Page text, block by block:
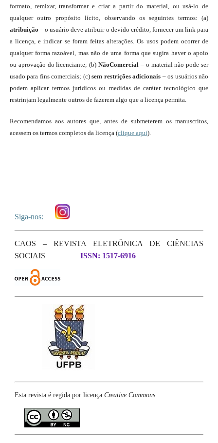
formato, remixar, transformar e criar a partir do material, ou usá-lo de
qualquer outro propósito lícito, observando os seguintes termos: (a)
atribuição – o usuário deve atribuir o devido crédito, fornecer um link para
a licença, e indicar se foram feitas alterações. Os usos podem ocorrer de
qualquer forma razoável, mas não de uma forma que sugira haver o apoio
ou aprovação do licenciante; (b)NãoComercial – o material não pode ser
usado para fins comerciais; (c)sem restrições adicionais – os usuários não
podem aplicar termos jurídicos ou medidas de caráter tecnológico que
restrinjam legalmente outros de fazerem algo que a licença permita.
Recomendamos aos autores que, antes de submeterem os manuscritos,
acessem os termos completos da licença (clique aqui).
Siga-nos:
CAOS – REVISTA ELETRÔNICA DE CIÊNCIAS
SOCIAIS
ISSN: 1517-6916
Esta revista é regida por licença Creative Commons